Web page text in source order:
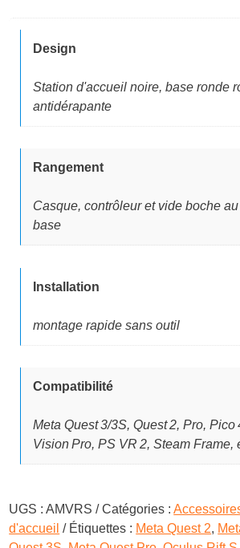
Design
Station d'accueil noire, base ronde
antidérapante
Rangement
Casque, contrôleur et vide boche
base
Installation
montage rapide sans outil
Compatibilité
Meta Quest 3/3S, Quest 2, Pro, Pico
Vision Pro, PS VR 2, Steam Frame,
UGS :AMVRS Catégories :
d'accueil
Étiquettes : Meta Quest 2,